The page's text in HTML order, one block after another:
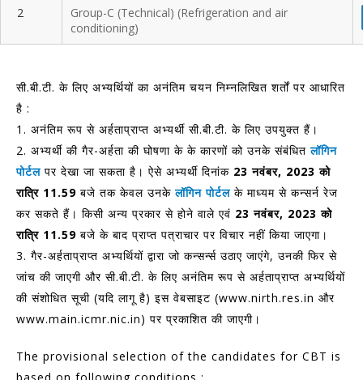
2
Group-C (Technical) (Refrigeration and air
conditioning)
सी.बी.टी. के लिए अभ्‍यर्थियों का अनंतिम चयन निम्‍नलिखित शर्तों पर आधारित
है :
1. अनंतिम रूप से अर्हताप्राप्‍त अभ्‍यर्थी सी.बी.टी. के लिए उपयुक्‍त हैं।
2. अभ्‍यर्थी की गैर-अर्हता की घोषणा के के कारणों को उनके संबंधित लॉगिन
पोर्टल पर देखा जा सकता है। ऐसे अभ्‍यर्थी दिनांक 23 नवंबर, 2023 को
रात्रि 11.59 बजे तक केवल उनकेलॉगिन पोर्टल के माध्‍यम से कन्‍सर्न रेज
कर सकते हैं। किसी अन्‍य प्रकार से होने वाले एवं 23 नवंबर, 2023 को
रात्रि 11.59 बजे के बाद प्राप्‍त पत्राचार पर विचार नहीं किया जाएगा।
3. गैर-अर्हताप्राप्‍त अभ्यर्थियों द्वारा जो कन्‍सर्न्‍स उठाए जाएंगे, उनकी फिर से
जांच की जाएगी और सी.बी.टी. के लिए अनंतिम रूप से अर्हताप्राप्‍त अभ्‍यर्थियों
की संशोधित सूची (यदि लागू है) इस वेबसाइट (www.nirth.res.in और
www.main.icmr.nic.in) पर प्रकाशित की जाएगी।
The provisional selection of the candidates for CBT is